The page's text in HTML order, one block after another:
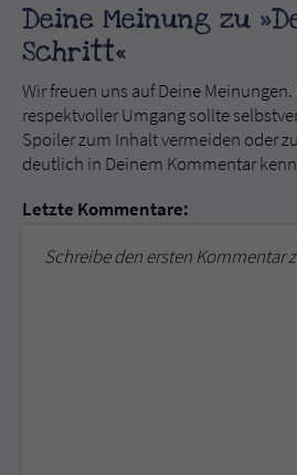
Deine Meinung zu
Schritt«
Wir freuen uns auf Deine
respektvoller Umgang sollte
Spoiler zum Inhalt vermeiden oder
deutlich in Deinem Kommentar
Letzte Kommentare:
Schreibe den ersten Kommentar